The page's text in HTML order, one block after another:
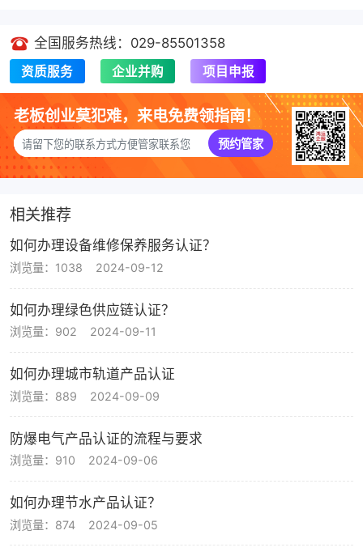
全国服务热线：029-85501358
资质服务 企业并购 项目申报
老板创业莫犯难，来电免费领指南！
预约管家
相关推荐
如何办理设备维修保养服务认证？
浏览量：1038 2024-09-12
如何办理绿色供应链认证？
浏览量：902 2024-09-11
如何办理城市轨道产品认证
浏览量：889 2024-09-09
防爆电气产品认证的流程与要求
浏览量：910 2024-09-06
如何办理节水产品认证？
浏览量：874 2024-09-05